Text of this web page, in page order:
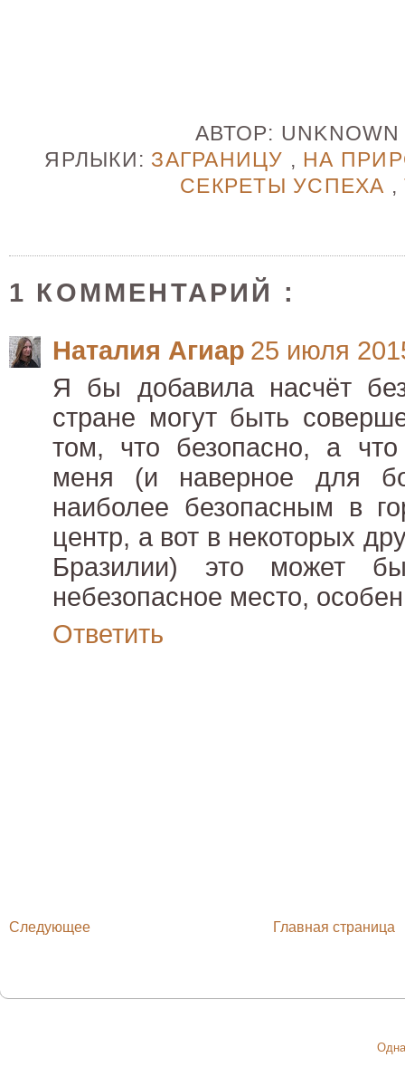
АВТОР:
ЯРЛЫКИ: ЗАГРАНИЦУ , НА
СЕКРЕТЫ УСПЕХА ,
1 КОММЕНТАРИЙ :
Наталия Агиар 25 июля
Я бы добавила насчёт
стране могут быть
том, что безопасно, а
меня (и наверное для
наиболее безопасным в
центр, а вот в некоторых
Бразилии) это может
небезопасное место,
Ответить
Следующее Главная страница